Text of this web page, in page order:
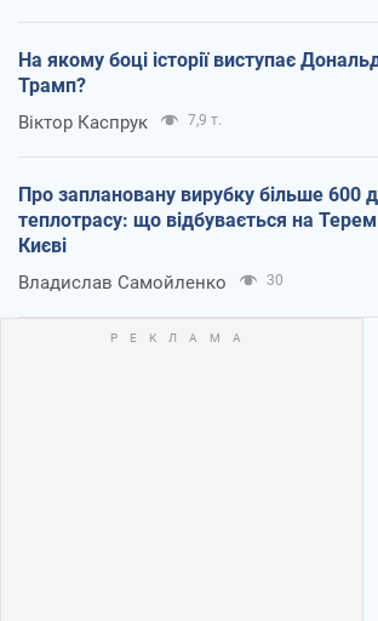
На якому боці історії виступає
Трамп?
Віктор Каспрук 7,9 т.
Про заплановану вирубку більше 600
теплотрасу: що відбувається на
Києві
Владислав Самойленко 30